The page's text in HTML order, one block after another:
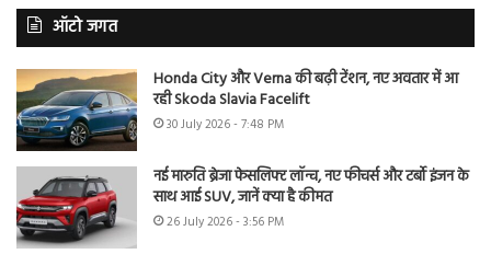
ऑटो जगत
Honda City और Verna की बढ़ी टेंशन, नए अवतार में आ
रही Skoda Slavia Facelift
30 July 2026 - 7:48 PM
नई मारुति ब्रेजा फेसलिफ्ट लॉन्च, नए फीचर्स और टर्बो इंजन के
साथ आई SUV, जानें क्या है कीमत
26 July 2026 - 3:56 PM